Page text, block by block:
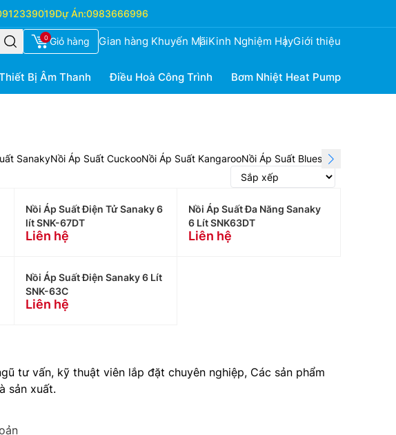
Dự Án:0983666996
0 Giỏ hàng Gian hàng Khuyến MãiKinh Nghiệm HayGiới thiệu
Bị Âm Thanh Điều Hoà Công Trình Bơm Nhiệt Heat Pump
SanakyNồi Áp Suất CuckooNồi Áp Suất KangarooNồi Áp Suất Bluestone
Nồi Áp Suất Điện Tử Sanaky 6
lít SNK-67DT
Liên hệ
Nồi Áp Suất Đa Năng Sanaky
6 Lít SNK63DT
Liên hệ
Nồi Áp Suất Điện Sanaky 6 Lít
SNK-63C
Liên hệ
tư vấn, kỹ thuật viên lắp đặt chuyên nghiệp, Các sản phẩm
sản xuất.